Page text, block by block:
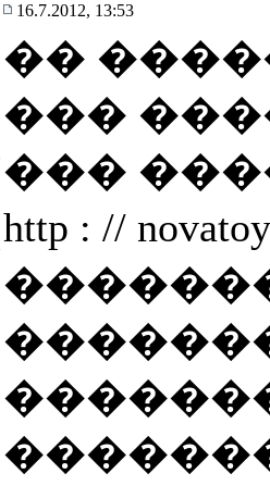
16.7.2012, 13:53
��
���
���
http : //